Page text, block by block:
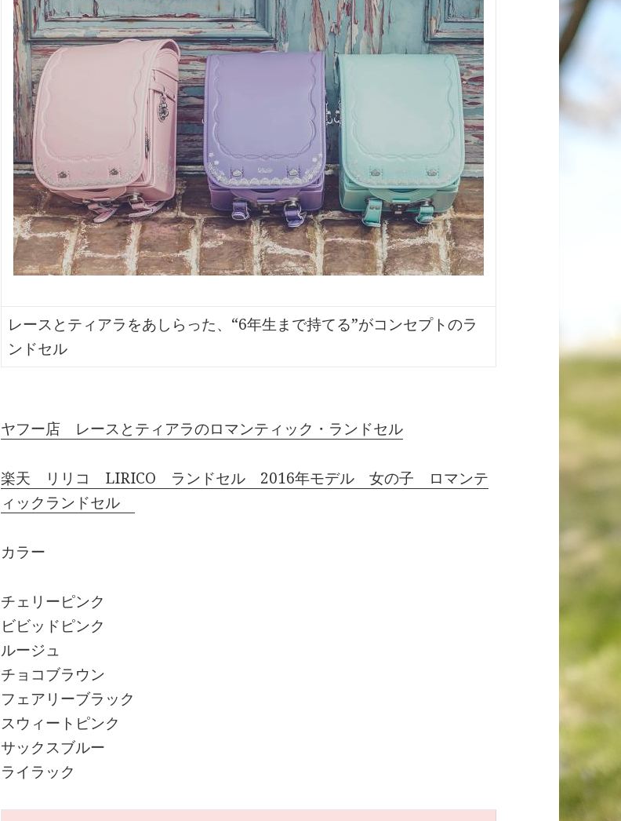
レースとティアラをあしらった、“6年生まで持てる”がコンセプトのラ
ンドセル
ヤフー店 レースとティアラのロマンティック・ランドセル
楽天 リリコ LIRICO ランドセル 2016年モデル 女の子 ロマンテ
ィックランドセル
カラー
チェリーピンク
ビビッドピンク
ルージュ
チョコブラウン
フェアリーブラック
スウィートピンク
サックスブルー
ライラック